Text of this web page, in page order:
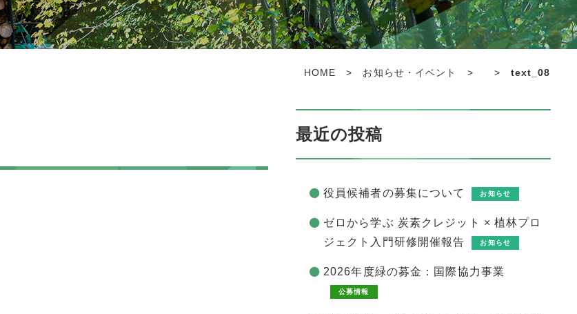
HOME > お知らせ・イベント > > text_08
最近の投稿
役員候補者の募集について お知らせ
ゼロから学ぶ 炭素クレジット × 植林プロ
ジェクト入門研修開催報告
お知らせ
2026年度緑の募金：国際協力事業
公募情報